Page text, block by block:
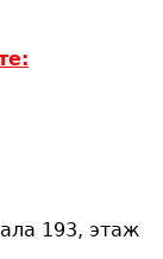
193, этаж